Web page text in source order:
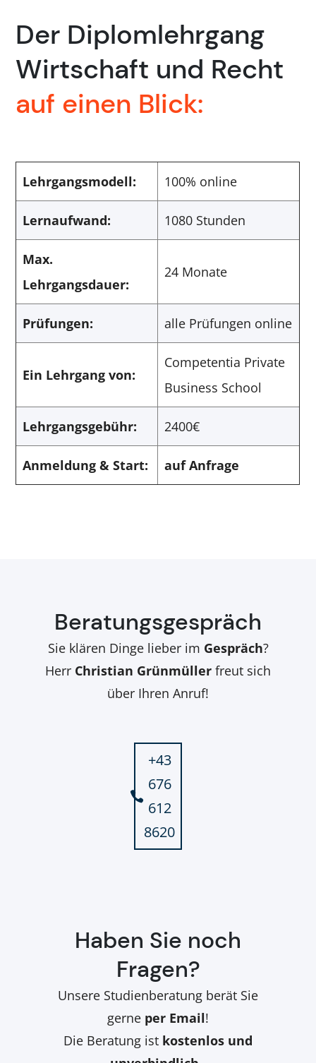
Der Diplomlehrgang
Wirtschaft und Recht
auf einen Blick:
Lehrgangsmodell: 100% online
Lernaufwand: 1080 Stunden
Max.
Lehrgangsdauer:
24 Monate
Prüfungen: alle Prüfungen online
Ein Lehrgang von:
Competentia Private
Business School
Lehrgangsgebühr: 2400€
Anmeldung & Start: auf Anfrage
Beratungsgespräch
Sie klären Dinge lieber im Gespräch?
Herr Christian Grünmüller freut sich
über Ihren Anruf!
+43
676
612
8620
Haben Sie noch
Fragen?
Unsere Studienberatung berät Sie
gerne per Email!
Die Beratung ist kostenlos und